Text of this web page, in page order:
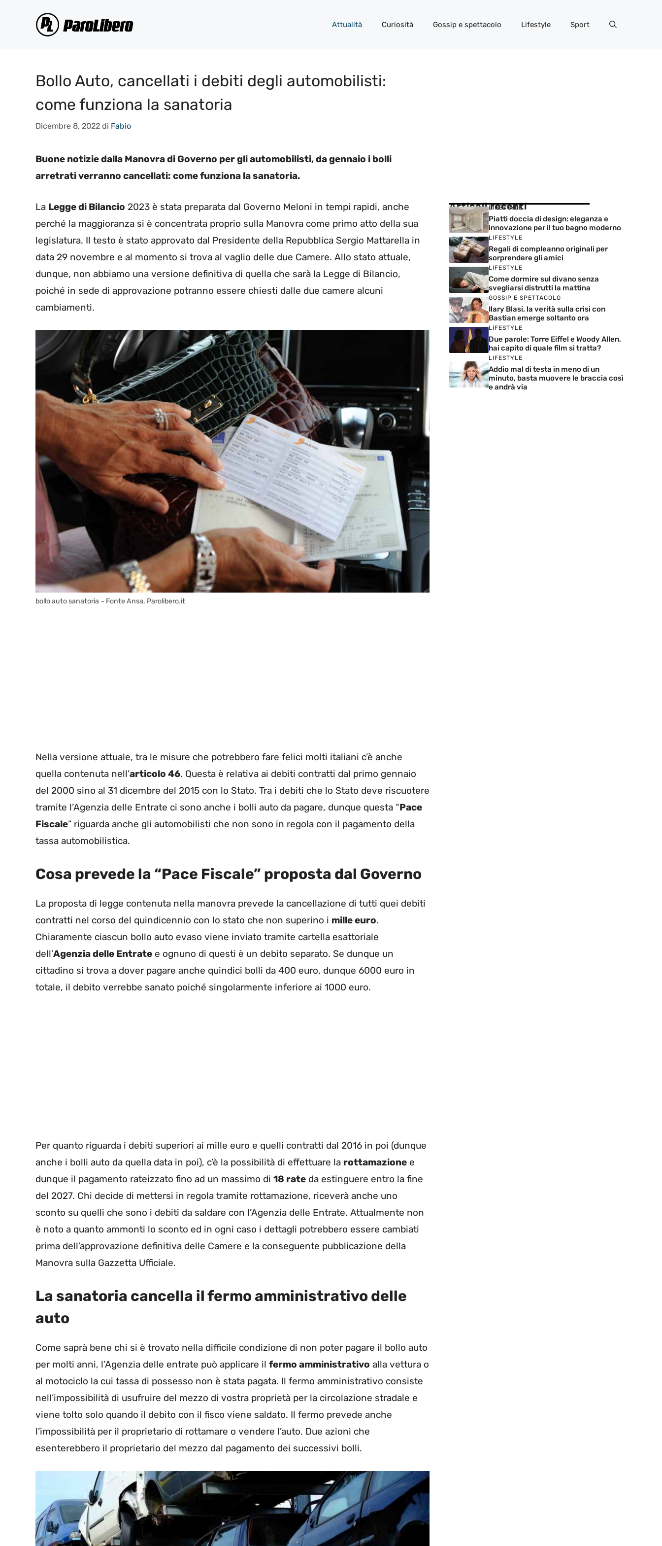
Attualità Curiosità Gossip e spettacolo Lifestyle Sport
Bollo Auto, cancellati i debiti degli automobilisti:
come funziona la sanatoria
Dicembre 8, 2022 di Fabio
Buone notizie dalla Manovra di Governo per gli automobilisti, da gennaio i bolli
arretrati verranno cancellati: come funziona la sanatoria.
La Legge di Bilancio 2023 è stata preparata dal Governo Meloni in tempi rapidi, anche
perché la maggioranza si è concentrata proprio sulla Manovra come primo atto della sua
legislatura. Il testo è stato approvato dal Presidente della Repubblica Sergio Mattarella in
data 29 novembre e al momento si trova al vaglio delle due Camere. Allo stato attuale,
dunque, non abbiamo una versione definitiva di quella che sarà la Legge di Bilancio,
poiché in sede di approvazione potranno essere chiesti dalle due camere alcuni
cambiamenti.
bollo auto sanatoria – Fonte Ansa, Parolibero.it
Nella versione attuale, tra le misure che potrebbero fare felici molti italiani c’è anche
quella contenuta nell’articolo 46. Questa è relativa ai debiti contratti dal primo gennaio
del 2000 sino al 31 dicembre del 2015 con lo Stato. Tra i debiti che lo Stato deve riscuotere
tramite l’Agenzia delle Entrate ci sono anche i bolli auto da pagare, dunque questa “Pace
Fiscale” riguarda anche gli automobilisti che non sono in regola con il pagamento della
tassa automobilistica.
Cosa prevede la “Pace Fiscale” proposta dal Governo
La proposta di legge contenuta nella manovra prevede la cancellazione di tutti quei debiti
contratti nel corso del quindicennio con lo stato che non superino i mille euro.
Chiaramente ciascun bollo auto evaso viene inviato tramite cartella esattoriale
dell’Agenzia delle Entrate e ognuno di questi è un debito separato. Se dunque un
cittadino si trova a dover pagare anche quindici bolli da 400 euro, dunque 6000 euro in
totale, il debito verrebbe sanato poiché singolarmente inferiore ai 1000 euro.
Per quanto riguarda i debiti superiori ai mille euro e quelli contratti dal 2016 in poi (dunque
anche i bolli auto da quella data in poi), c’è la possibilità di effettuare la rottamazione e
dunque il pagamento rateizzato fino ad un massimo di 18 rate da estinguere entro la fine
del 2027. Chi decide di mettersi in regola tramite rottamazione, riceverà anche uno
sconto su quelli che sono i debiti da saldare con l’Agenzia delle Entrate. Attualmente non
è noto a quanto ammonti lo sconto ed in ogni caso i dettagli potrebbero essere cambiati
prima dell’approvazione definitiva delle Camere e la conseguente pubblicazione della
Manovra sulla Gazzetta Ufficiale.
La sanatoria cancella il fermo amministrativo delle
auto
Come saprà bene chi si è trovato nella difficile condizione di non poter pagare il bollo auto
per molti anni, l’Agenzia delle entrate può applicare il fermo amministrativo alla vettura o
al motociclo la cui tassa di possesso non è stata pagata. Il fermo amministrativo consiste
nell’impossibilità di usufruire del mezzo di vostra proprietà per la circolazione stradale e
viene tolto solo quando il debito con il fisco viene saldato. Il fermo prevede anche
l’impossibilità per il proprietario di rottamare o vendere l’auto. Due azioni che
esenterebbero il proprietario del mezzo dal pagamento dei successivi bolli.
Articoli recenti
LIFESTYLE
Piatti doccia di design: eleganza e
innovazione per il tuo bagno moderno
LIFESTYLE
Regali di compleanno originali per
sorprendere gli amici
LIFESTYLE
Come dormire sul divano senza
svegliarsi distrutti la mattina
GOSSIP E SPETTACOLO
Ilary Blasi, la verità sulla crisi con
Bastian emerge soltanto ora
LIFESTYLE
Due parole: Torre Eiffel e Woody Allen,
hai capito di quale film si tratta?
LIFESTYLE
Addio mal di testa in meno di un
minuto, basta muovere le braccia così
e andrà via